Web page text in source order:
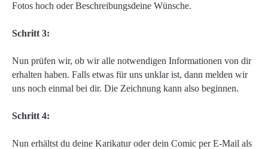
Fotos hoch oder Beschreibungsdeine Wünsche.
Schritt 3:
Nun prüfen wir, ob wir alle notwendigen Informationen von dir
erhalten haben. Falls etwas für uns unklar ist, dann melden wir
uns noch einmal bei dir. Die Zeichnung kann also beginnen.
Schritt 4:
Nun erhältst du deine Karikatur oder dein Comic per E-Mail als